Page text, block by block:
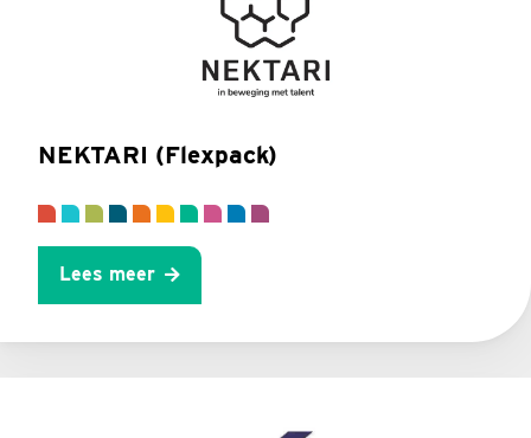
NEKTARI (Flexpack)
Lees meer